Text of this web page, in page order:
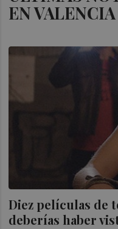
EN
Diez películas de
deberías haber